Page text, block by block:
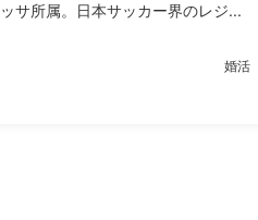
サ所属。日本サッカー界のレジ...
婚活